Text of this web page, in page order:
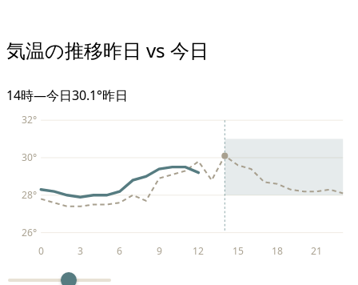
気温の推移昨日 vs 今日
14時—今日30.1°昨日
26°
28°
30°
32°
0 3 6 9 12 15 18 21